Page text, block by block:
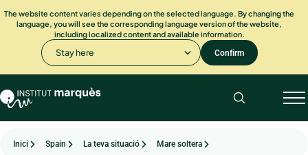
The website content varies depending on the selected language. By changing the
language, you will see the corresponding language version of the website,
including localized content and available information.
Stay here Confirm
Inici Spain La teva situació Mare soltera